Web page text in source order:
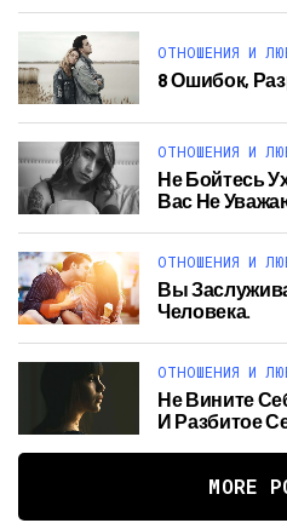
ОТНОШЕНИЯ И
8 Ошибок,
ОТНОШЕНИЯ И
Не Бойтесь
Вас Не
ОТНОШЕНИЯ И
Вы
Человека.
ОТНОШЕНИЯ И
Не Вините
И Разбитое
MORE